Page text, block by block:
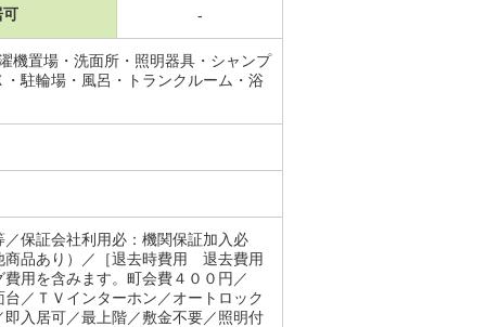
可 -
機置場・洗面所・照明器具・シャンプ
駐輪場・風呂・トランクルーム・浴
保証会社利用必：機関保証加入必
商品あり）／［退去時費用 退去費用
用を含みます。町会費４００円／
／ＴＶインターホン／オートロック
入居可／最上階／敷金不要／照明付